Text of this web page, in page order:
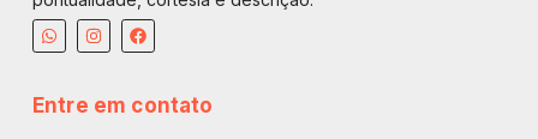
Entre em contato